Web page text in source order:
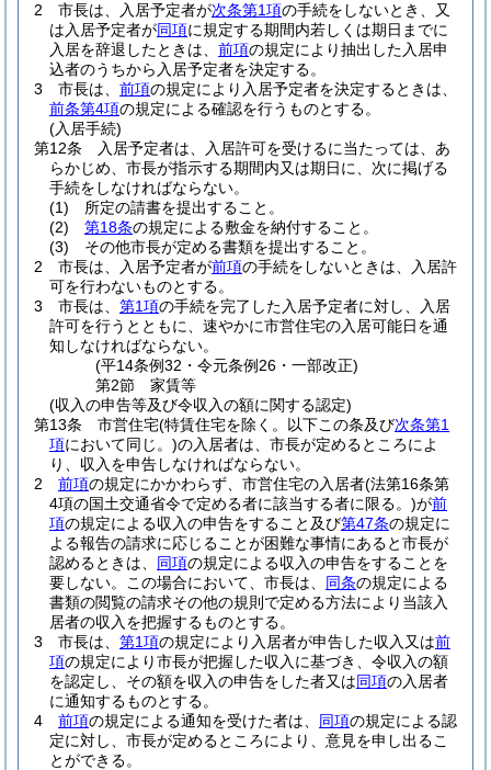
2
市長は、入居予定者が次条第1項の手続をしないとき、又
は入居予定者が同項に規定する期間内若しくは期日までに
入居を辞退したときは、 前項の規定により抽出した入居申
込者のうちから入居予定者を決定する。
3
市長は、 前項の規定により入居予定者を決定するときは、
前条第4項の規定による確認を行うものとする。
(入居手続)
第12条
入居予定者は、入居許可を受けるに当たっては、あ
らかじめ、市長が指示する期間内又は期日に、次に掲げる
手続をしなければならない。
(1)
所定の請書を提出すること。
(2)
第18条の規定による敷金を納付すること。
(3)
その他市長が定める書類を提出すること。
2
市長は、入居予定者が前項の手続をしないときは、入居許
可を行わないものとする。
3
市長は、 第1項の手続を完了した入居予定者に対し、入居
許可を行うとともに、速やかに市営住宅の入居可能日を通
知しなければならない。
(平14条例32・令元条例26・一部改正)
第2節
家賃等
(収入の申告等及び令収入の額に関する認定)
第13条
市営住宅(特賃住宅を除く。以下この条及び次条第1
項において同じ。)の入居者は、市長が定めるところによ
り、収入を申告しなければならない。
2
前項の規定にかかわらず、市営住宅の入居者(法第16条第
4項の国土交通省令で定める者に該当する者に限る。)が前
項の規定による収入の申告をすること及び第47条の規定に
よる報告の請求に応じることが困難な事情にあると市長が
認めるときは、 同項の規定による収入の申告をすることを
要しない。
この場合において、市長は、 同条の規定による
書類の閲覧の請求その他の規則で定める方法により当該入
居者の収入を把握するものとする。
3
市長は、 第1項の規定により入居者が申告した収入又は前
項の規定により市長が把握した収入に基づき、令収入の額
を認定し、その額を収入の申告をした者又は同項の入居者
に通知するものとする。
4
前項の規定による通知を受けた者は、 同項の規定による認
定に対し、市長が定めるところにより、意見を申し出るこ
とができる。